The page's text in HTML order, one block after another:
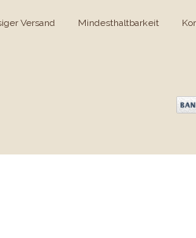
Versand Mindesthaltbarkeit